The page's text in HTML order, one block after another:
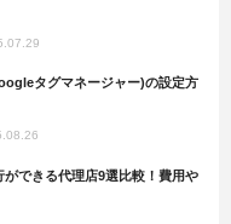
タグマネージャー)の設定方
ができる代理店9選比較！費用や